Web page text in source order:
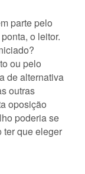
parte pelo
o leitor.
ou pelo
de alternativa
outras
oposição
poderia se
ter que eleger